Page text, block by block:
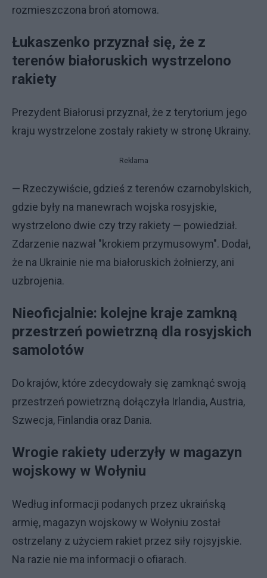
rozmieszczona broń atomowa.
Łukaszenko przyznał się, że z
terenów białoruskich wystrzelono
rakiety
Prezydent Białorusi przyznał, że z terytorium jego
kraju wystrzelone zostały rakiety w stronę Ukrainy.
Reklama
— Rzeczywiście, gdzieś z terenów czarnobylskich,
gdzie były na manewrach wojska rosyjskie,
wystrzelono dwie czy trzy rakiety — powiedział.
Zdarzenie nazwał "krokiem przymusowym". Dodał,
że na Ukrainie nie ma białoruskich żołnierzy, ani
uzbrojenia.
Nieoficjalnie: kolejne kraje zamkną
przestrzeń powietrzną dla rosyjskich
samolotów
Do krajów, które zdecydowały się zamknąć swoją
przestrzeń powietrzną dołączyła Irlandia, Austria,
Szwecja, Finlandia oraz Dania.
Wrogie rakiety uderzyły w magazyn
wojskowy w Wołyniu
Według informacji podanych przez ukraińską
armię, magazyn wojskowy w Wołyniu został
ostrzelany z użyciem rakiet przez siły rojsyjskie.
Na razie nie ma informacji o ofiarach.